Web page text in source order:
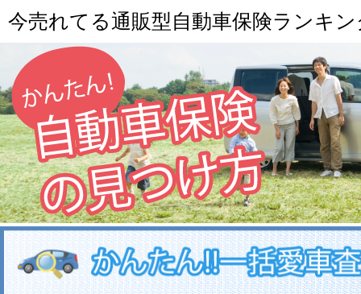
今売れてる通販型自動車保険ランキン